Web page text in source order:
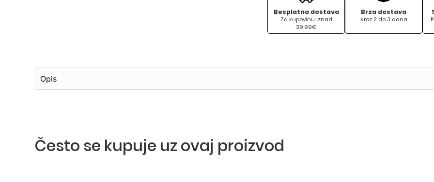
Besplatna dostava
Za kupovinu iznad
39,99€
Brza dostava
Kroz 2 do 3 dana
Opis
Često se kupuje uz ovaj proizvod